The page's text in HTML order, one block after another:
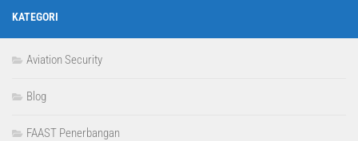
KATEGORI
Aviation Security
Blog
FAAST Penerbangan